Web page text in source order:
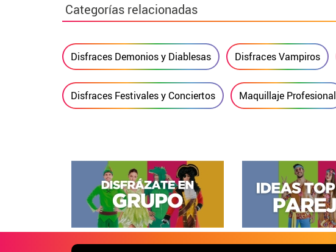
Categorías relacionadas
Disfraces Demonios y Diablesas Disfraces Vampiros
Disfraces Festivales y Conciertos Maquillaje Profesional